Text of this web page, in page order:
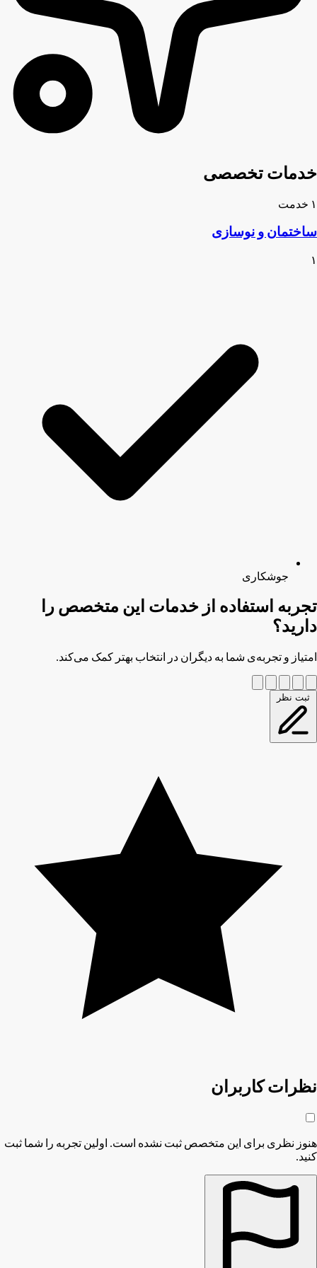
خدمات تخصصی
۱ خدمت
ساختمان و نوسازی
۱
جوشکاری
تجربه استفاده از خدمات این متخصص را
دارید؟
امتیاز و تجربه‌ی شما به دیگران در انتخاب بهتر کمک می‌کند.
ثبت نظر
نظرات کاربران
هنوز نظری برای این متخصص ثبت نشده است. اولین تجربه را شما ثبت
کنید.